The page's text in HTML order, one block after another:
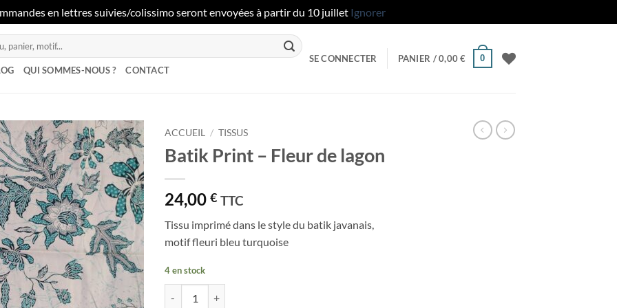
en lettres suivies/colissimo seront envoyées à partir du 10 juillet Ignorer
QUI SOMMES-NOUS ? CONTACT
SE CONNECTER PANIER /0,00€ 0
Ajouter
à la liste
de
souhaits
ACCUEIL / TISSUS
Batik Print – Fleur de lagon
24,00 € TTC
Tissu imprimé dans le style du batik javanais,
motif fleuri bleu turquoise
4 en stock